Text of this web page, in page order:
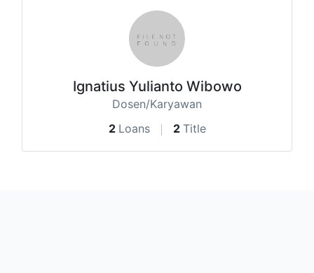
Ignatius Yulianto Wibowo
Dosen/Karyawan
2 Loans 2 Title